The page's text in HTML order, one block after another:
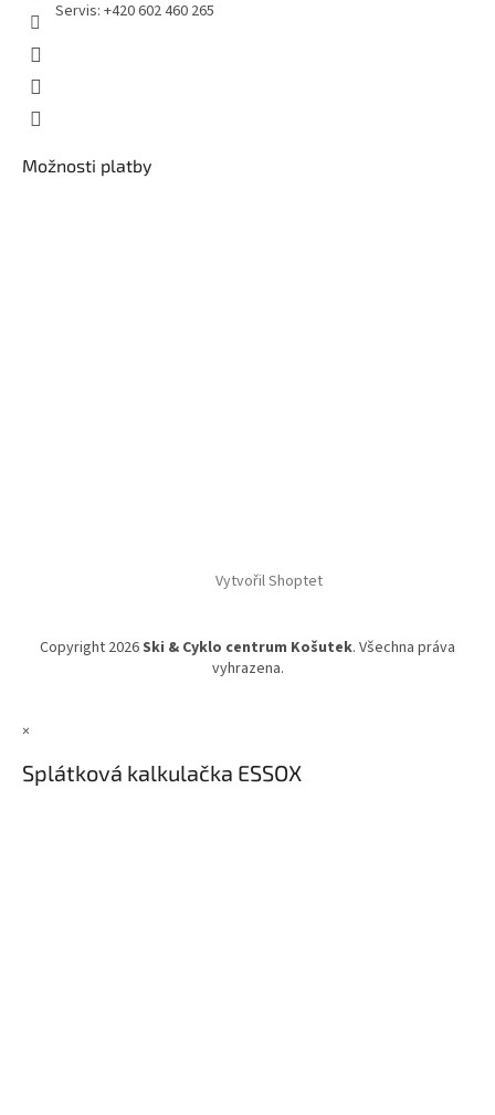
Servis: +420 602 460 265
Možnosti platby
Vytvořil Shoptet
Copyright 2026Ski & Cyklo centrum Košutek. Všechna práva
vyhrazena.
×
Splátková kalkulačka ESSOX